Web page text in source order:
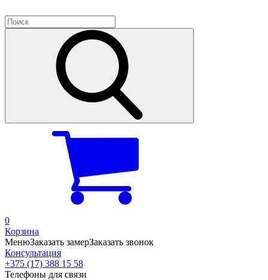
0
Корзина
МенюЗаказать замерЗаказать звонок
Консультация
+375 (17) 388 15 58
Телефоны для связи